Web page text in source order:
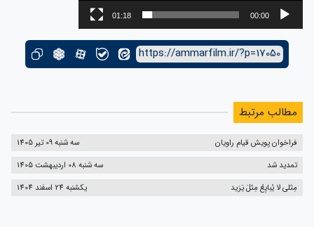
00:00
01:18
https://ammarfilm.ir/?p=17050
مطالب مرتبط
فراخوان پویش قیام راویان
سه شنبه 09 تیر 1405
تمدید شد
سه شنبه 08 اردیبهشت 1405
مِثلی لا یُبایِعُ مِثلَ یَزید
یکشنبه 24 اسفند 1404